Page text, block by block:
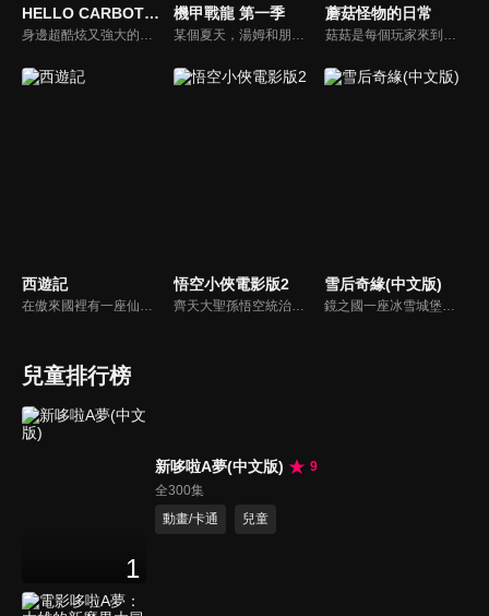
HELLO CARBOT衝鋒戰士S4
身邊超酷炫又強大的秘密朋友是汽車變型機器人?!車皓是個國小一年級男孩，住北極的爺爺寄一個常見的玩具方塊給他。車皓隨意地轉動方塊，卻突然蹦出了一台巨大的汽車變身機器人Carbo! Carbo對車皓說，需要幫助時可以轉動方塊呼叫他們…活潑可愛的車皓和他的秘密朋友們，奇幻旅程就此展開!
機甲戰龍 第一季
某個夏天，湯姆和朋友們找到一個棋盤遊戲 每擲一次骰子，就會打開通往恐龍世界的大門！ 而在這個世界中，邪惡的尼斯龍正展開破壞行動！ 當恐龍世界面臨危機，湯姆與他的夥伴們要如何拯救人類與恐龍呢？
蘑菇怪物的日常
菇菇是每個玩家來到遊戲世界裡的第一個決鬥對象，玩家必須打敗菇菇才能得到升級的機會。可是渺小的菇菇也有自己的目標啊！為了生存，它究竟要經過什麼樣的磨練，迎接每一次的挑戰，並且反敗為勝呢！？
西遊記
在傲來國裡有一座仙山叫做花果山，這個有趣的故事就是從這個地方開始的呦！在那高高的花果山上有一塊很奇妙的仙石，它每天接受著天地靈氣與日月的精華，漸漸地在這顆仙石的裡面就孕育出了一個生命。
悟空小俠電影版2
齊天大聖孫悟空統治並保衛著這個世界，直到牛魔王來襲並試圖摧毀一切阻擋牠的事物。孫悟空將牛魔王封印於山中後便乘著觔斗雲消失，而世界從此太平，並逐漸發展成一座現代化的都市「萬千城」。五百年後，一位平凡的麵店外送員齊小天找到了被遺忘已久的金箍棒，成為天選之人，一個全新的傳奇就此誕生。
雪后奇緣(中文版)
鏡之國一座冰雪城堡，冰雪女王警告女兒艾拉神祕封印下住著邪惡的冰雪妖魔。山精旅行家來到冰雪城堡探險，卻意外打開封印，釋放出邪惡冰雪妖魔不僅擾亂鏡之國和人類世界。艾拉和山精一起尋找冒險家凱和格爾達，只有他們能幫助對付冰雪妖魔。究竟他們能否擊敗這些冰雪妖魔，解除鏡之國和人類世界的危機？
兒童排行榜
1
新哆啦A夢(中文版)
9
全300集
動畫/卡通
兒童